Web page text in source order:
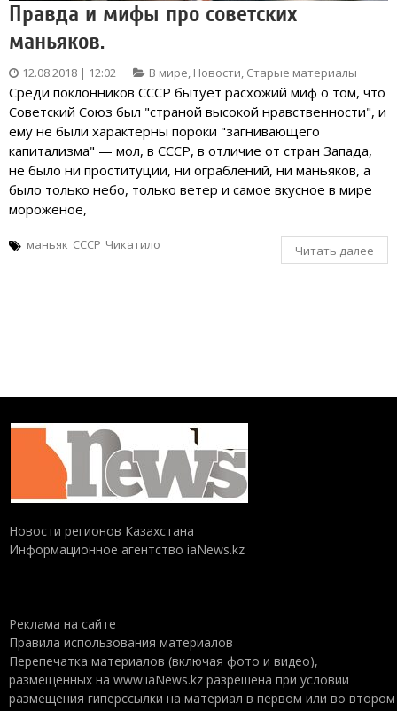
Правда и мифы про советских
маньяков.
12.08.2018 | 12:02 В мире, Новости, Старые материалы
Среди поклонников СССР бытует расхожий миф о том, что
Советский Союз был "страной высокой нравственности", и
ему не были характерны пороки "загнивающего
капитализма" — мол, в СССР, в отличие от стран Запада,
не было ни проституции, ни ограблений, ни маньяков, а
было только небо, только ветер и самое вкусное в мире
мороженое,
маньяк СССР Чикатило Читать далее
Новости регионов Казахстана
Информационное агентство iaNews.kz
Реклама на сайте
Правила использования материалов
Перепечатка материалов (включая фото и видео),
размещенных на www.iaNews.kz разрешена при условии
размещения гиперссылки на материал в первом или во втором